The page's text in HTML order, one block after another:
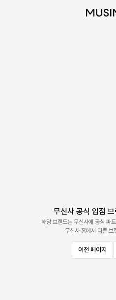
무신사 공식 입점
해당 브랜드는 무신사에 공식 파
무신사 홈에서 다른 브
이전 페이지